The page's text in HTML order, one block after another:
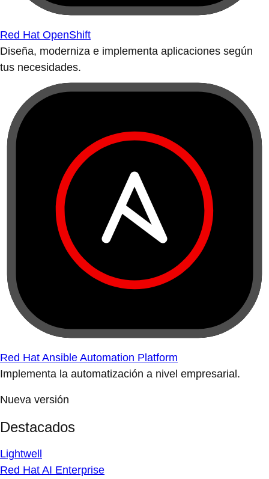
Red Hat OpenShift
Diseña, moderniza e implementa aplicaciones según
tus necesidades.
Red Hat Ansible Automation Platform
Implementa la automatización a nivel empresarial.
Nueva versión
Destacados
Lightwell
Red Hat AI Enterprise